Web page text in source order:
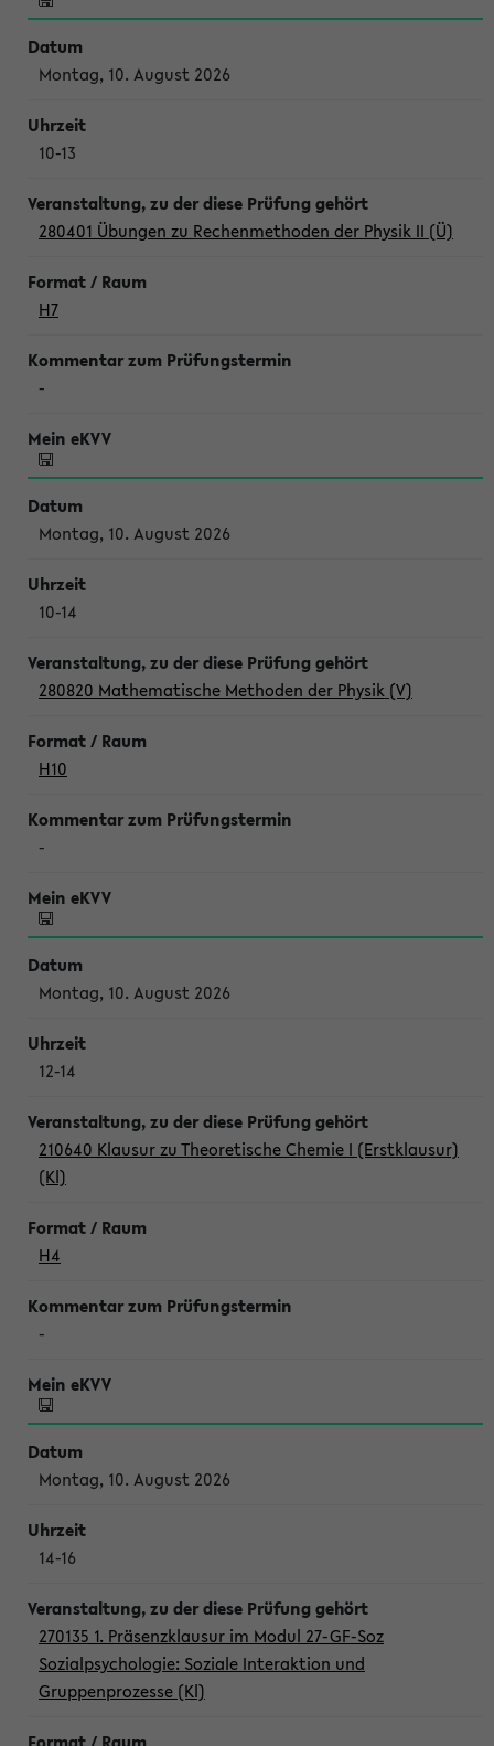
Montag, 10. August 2026
10-13
280401 Übungen zu Rechenmethoden der Physik II (Ü)
H7
-
Montag, 10. August 2026
10-14
280820 Mathematische Methoden der Physik (V)
H10
-
Montag, 10. August 2026
12-14
210640 Klausur zu Theoretische Chemie I (Erstklausur)
(Kl)
H4
-
Montag, 10. August 2026
14-16
270135 1. Präsenzklausur im Modul 27-GF-Soz
Sozialpsychologie: Soziale Interaktion und
Gruppenprozesse (Kl)